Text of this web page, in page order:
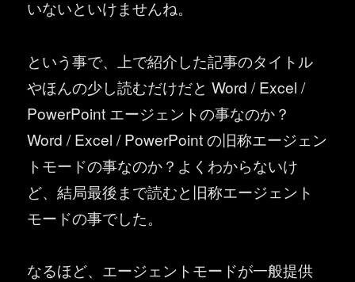
いないといけませんね。
という事で、上で紹介した記事のタイトル
やほんの少し読むだけだと Word / Excel /
PowerPoint エージェントの事なのか？
Word / Excel / PowerPoint の旧称エージェン
トモードの事なのか？よくわからないけ
ど、結局最後まで読むと旧称エージェント
モードの事でした。
なるほど、エージェントモードが一般提供